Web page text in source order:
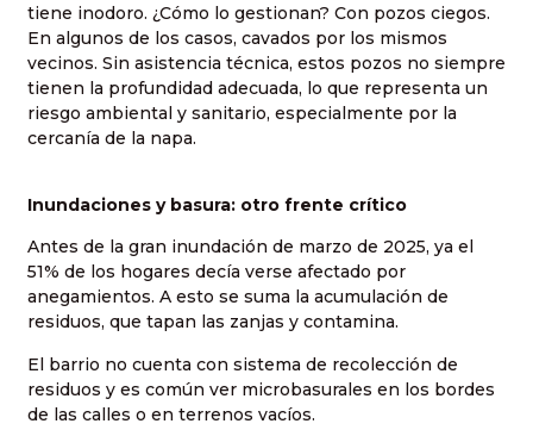
tiene inodoro. ¿Cómo lo gestionan? Con pozos ciegos.
En algunos de los casos, cavados por los mismos
vecinos. Sin asistencia técnica, estos pozos no siempre
tienen la profundidad adecuada, lo que representa un
riesgo ambiental y sanitario, especialmente por la
cercanía de la napa.
Inundaciones y basura: otro frente crítico
Antes de la gran inundación de marzo de 2025, ya el
51% de los hogares decía verse afectado por
anegamientos. A esto se suma la acumulación de
residuos, que tapan las zanjas y contamina.
El barrio no cuenta con sistema de recolección de
residuos y es común ver microbasurales en los bordes
de las calles o en terrenos vacíos.